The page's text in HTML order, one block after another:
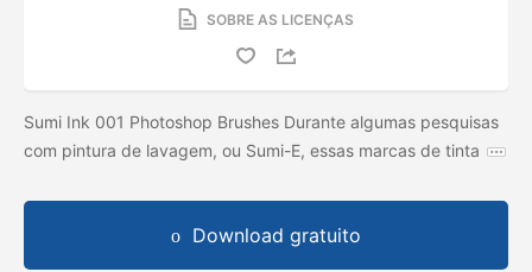
SOBRE AS LICENÇAS
Sumi Ink 001 Photoshop Brushes Durante algumas pesquisas
com pintura de lavagem, ou Sumi-E, essas marcas de tinta
Download gratuito